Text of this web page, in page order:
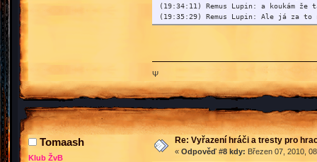
(19:34:11) Remus Lupin: a koukám
(19:35:29) Remus Lupin: Ale já za to
(19:35:33) Remus Lupin: že mi vzal
(19:37:11) Remus Lupin: moje hlopost
(19:37:17) Remus Lupin: mám moc
(19:37:27) ja: chces mi rict ze se ti
(19:37:32) ja: a prihlaisl se za tebe
(19:37:40) Remus Lupin: za mě?
(19:37:50) Remus Lupin: A asi jo
...
Ψ
Tomaash
Klub ŽvB
Re: Vyřazení hráči a tresty pro
« Odpověď #8 kdy: Březen 07, 2010,